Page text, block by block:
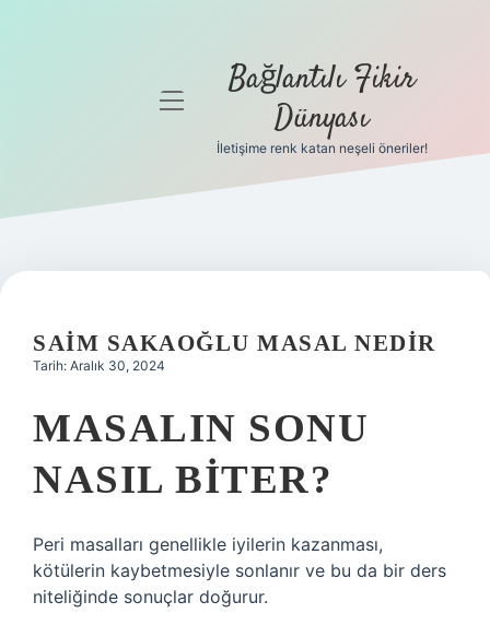
Gizlilik
Hakkımızda
menüyü
Bağlantılı Fikir
Dünyası
İletişime renk katan neşeli öneriler!
SAIM SAKAOĞLU MASAL NEDIR
Tarih: Aralık 30, 2024
MASALIN SONU
NASIL BITER?
Peri masalları genellikle iyilerin kazanması,
kötülerin kaybetmesiyle sonlanır ve bu da bir ders
niteliğinde sonuçlar doğurur.